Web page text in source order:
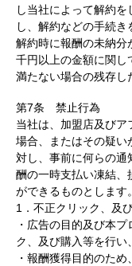
し当社によって解約
し、解約などの手続き
解約時に報酬の未納分
千円以上の金額に関し
満たない場合の残存し
第7条 禁止行為
当社は、加盟店及びア
場合、またはその疑い
対し、事前に何らの通
酬の一時支払い凍結、
ができるものとします。
1．不正クリック、及
・広告の目的及び本
ク、及び購入等を行い
・報酬獲得目的のた